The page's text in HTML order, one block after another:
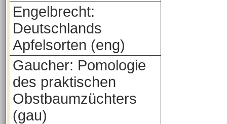
Engelbrecht:
Deutschlands
Apfelsorten (eng)
Gaucher: Pomologie
des praktischen
Obstbaumzüchters
(gau)